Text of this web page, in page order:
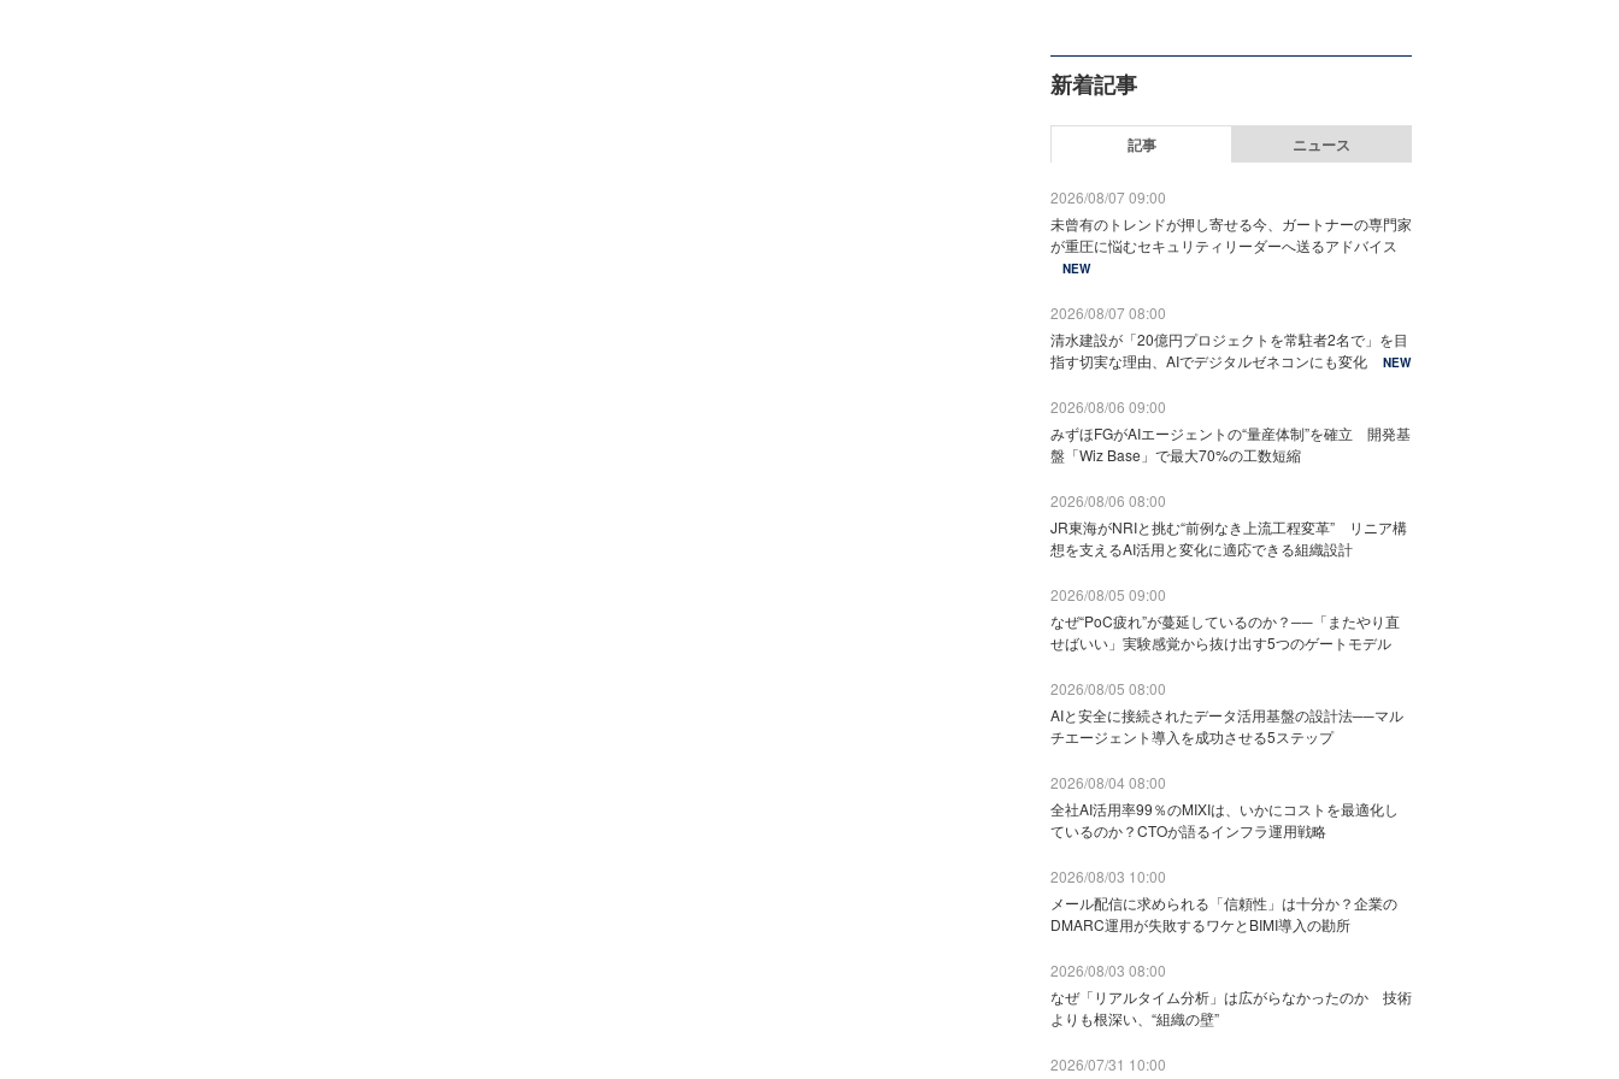
新着記事
記事 ニュース
2026/08/07 09:00
未曾有のトレンドが押し寄せる今、ガートナーの専門家
が重圧に悩むセキュリティリーダーへ送るアドバイス
NEW
2026/08/07 08:00
清水建設が「20億円プロジェクトを常駐者2名で」を目
指す切実な理由、AIでデジタルゼネコンにも変化
NEW
2026/08/06 09:00
みずほFGがAIエージェントの“量産体制”を確立 開発基
盤「Wiz Base」で最大70%の工数短縮
2026/08/06 08:00
JR東海がNRIと挑む“前例なき上流工程変革” リニア構
想を支えるAI活用と変化に適応できる組織設計
2026/08/05 09:00
なぜ“PoC疲れ”が蔓延しているのか？──「またやり直
せばいい」実験感覚から抜け出す5つのゲートモデル
2026/08/05 08:00
AIと安全に接続されたデータ活用基盤の設計法──マル
チエージェント導入を成功させる5ステップ
2026/08/04 08:00
全社AI活用率99％のMIXIは、いかにコストを最適化し
ているのか？CTOが語るインフラ運用戦略
2026/08/03 10:00
メール配信に求められる「信頼性」は十分か？企業の
DMARC運用が失敗するワケとBIMI導入の勘所
2026/08/03 08:00
なぜ「リアルタイム分析」は広がらなかったのか 技術
よりも根深い、“組織の壁”
2026/07/31 10:00